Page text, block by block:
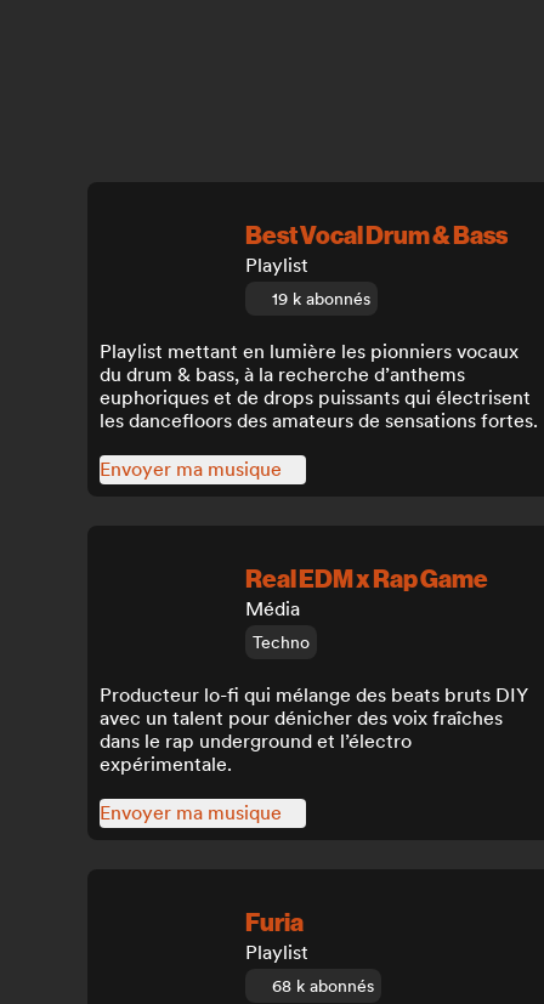
Best Vocal Drum & Bass
Playlist
19 k abonnés
Playlist mettant en lumière les pionniers vocaux
du drum & bass, à la recherche d’anthems
euphoriques et de drops puissants qui électrisent
les dancefloors des amateurs de sensations fortes.
Envoyer ma musique
Real EDM x Rap Game
Média
Techno
Producteur lo-fi qui mélange des beats bruts DIY
avec un talent pour dénicher des voix fraîches
dans le rap underground et l’électro
expérimentale.
Envoyer ma musique
Furia
Playlist
68 k abonnés